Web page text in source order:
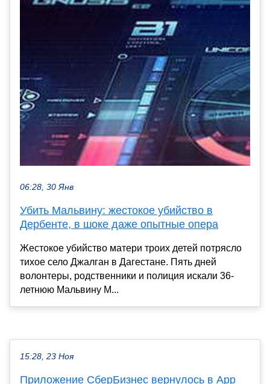
06:28, 30 Янв
Убить Мальвину: жестокое убийство в
Дербенте, в шоке даже опытные опера
Жестокое убийство матери троих детей потрясло
тихое село Джалган в Дагестане. Пять дней
волонтеры, родственники и полиция искали 36-
летнюю Мальвину М...
15:28, 23 Ноя
Приложение СберБизнес вернулось в App